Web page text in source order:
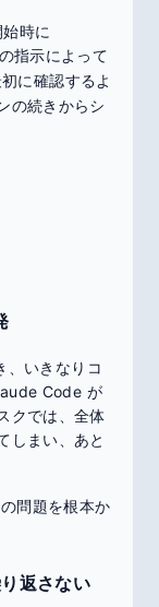
時に
指示によって
に確認するよ
の続きからシ
、いきなりコ
Code が
クでは、全体
しまい、あと
問題を根本か
返さない